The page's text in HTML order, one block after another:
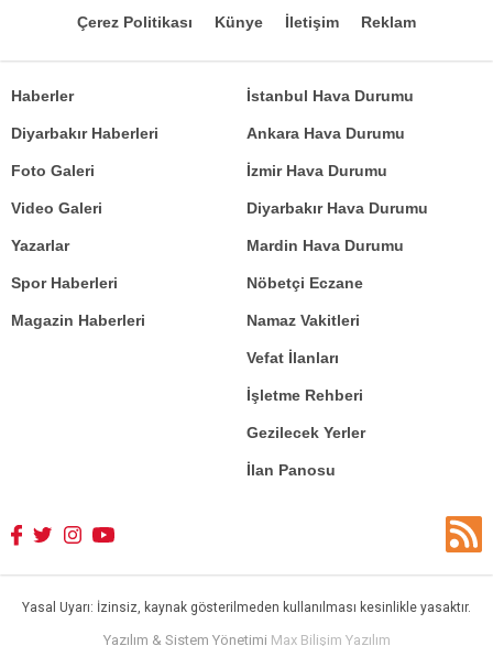
Çerez Politikası
Künye İletişim Reklam
Haberler
Diyarbakır Haberleri
Foto Galeri
Video Galeri
Yazarlar
İstanbul Hava Durumu
Ankara Hava Durumu
İzmir Hava Durumu
Diyarbakır Hava Durumu
Mardin Hava Durumu
Spor Haberleri
Magazin Haberleri
Nöbetçi Eczane
Namaz Vakitleri
Vefat İlanları
İşletme Rehberi
Gezilecek Yerler
İlan Panosu
Yasal Uyarı: İzinsiz, kaynak gösterilmeden kullanılması kesinlikle yasaktır.
Yazılım & Sistem Yönetimi Max Bilişim Yazılım